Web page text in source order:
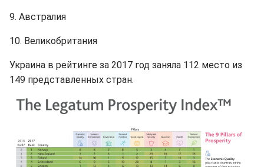
9. Австралия
10. Великобритания
Украина в рейтинге за 2017 год заняла 112 место из
149 представленных стран.